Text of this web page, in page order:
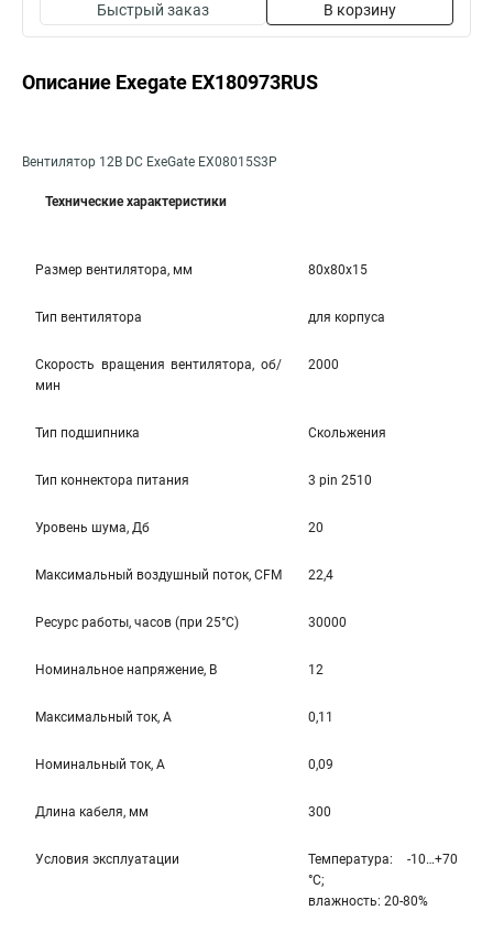
Быстрый заказ В корзину
Описание Exegate EX180973RUS
Вентилятор 12В DC ExeGate EX08015S3P
Технические характеристики
Размер вентилятора, мм 80x80x15
Тип вентилятора для корпуса
Скорость вращения вентилятора, об/
мин
2000
Тип подшипника Скольжения
Тип коннектора питания 3 pin 2510
Уровень шума, Дб 20
Максимальный воздушный поток, CFM 22,4
Ресурс работы, часов (при 25°C) 30000
Номинальное напряжение, В 12
Максимальный ток, А 0,11
Номинальный ток, А 0,09
Длина кабеля, мм 300
Условия эксплуатации
Температура: -10…+70
°С;
влажность: 20-80%